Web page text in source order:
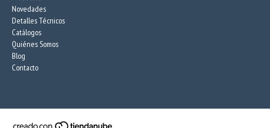
Novedades
Detalles Técnicos
Catálogos
Quiénes Somos
Blog
Contacto